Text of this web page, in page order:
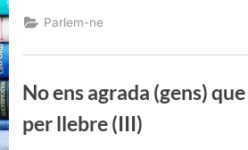
donin
llebre
(III)”
Parlem-ne
No ens agrada (gens)
per llebre (III)